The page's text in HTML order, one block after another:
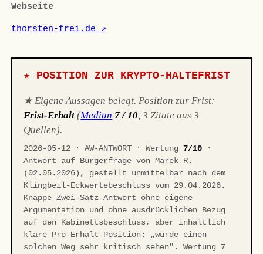
Webseite
thorsten-frei.de ↗
★ POSITION ZUR KRYPTO-HALTEFRIST
★ Eigene Aussagen belegt. Position zur Frist:
Frist-Erhalt (Median 7 / 10 , 3 Zitate aus 3
Quellen).
2026-05-12 · AW-ANTWORT · Wertung7/10 ·
Antwort auf Bürgerfrage von Marek R.
(02.05.2026), gestellt unmittelbar nach dem
Klingbeil-Eckwertebeschluss vom 29.04.2026.
Knappe Zwei-Satz-Antwort ohne eigene
Argumentation und ohne ausdrücklichen Bezug
auf den Kabinettsbeschluss, aber inhaltlich
klare Pro-Erhalt-Position: „würde einen
solchen Weg sehr kritisch sehen". Wertung 7